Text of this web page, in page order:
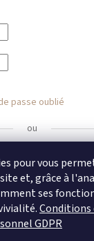
pour vous
et, grâce à
ses
Conditions
GDPR
passe oublié
ou
connecter avec
connecter avec